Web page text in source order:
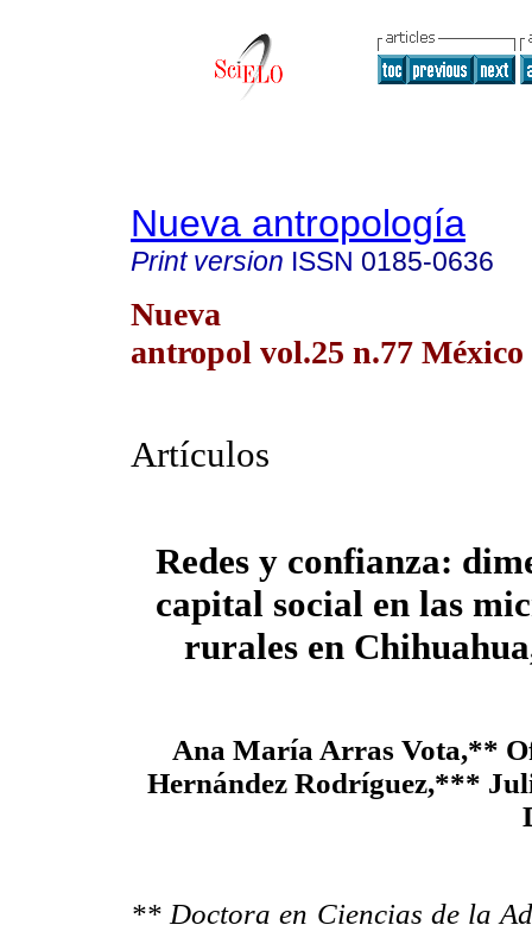
Nueva antropología
Print version ISSN 0185-0636
Nueva
antropol vol.25 n.77 México
Artículos
Redes y confianza:
capital social en las
rurales en
Ana María Arras Vota,**
Hernández Rodríguez,***
** Doctora en Ciencias de la